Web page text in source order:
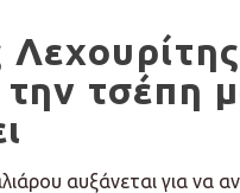
την τσέπη
αυξάνεται για να